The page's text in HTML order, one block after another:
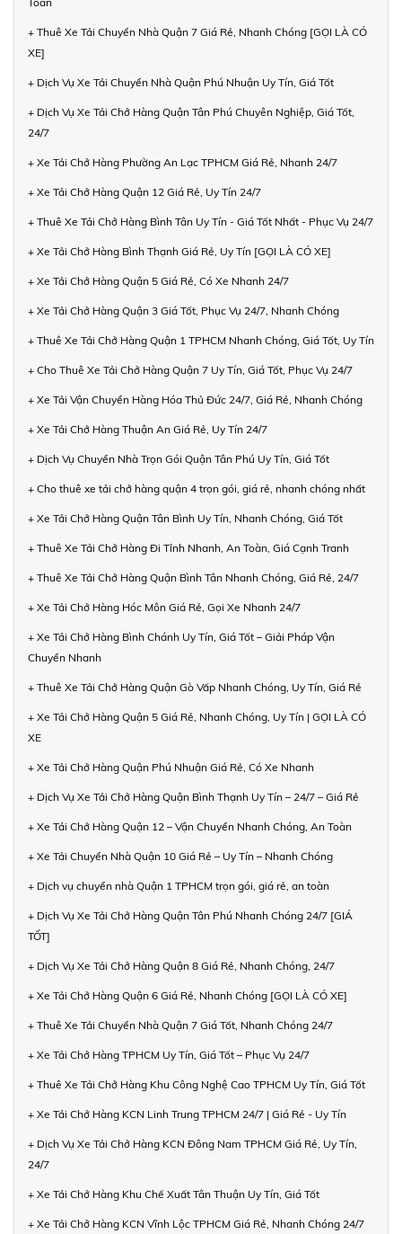
+ Thuê Xe Tải Chuyển Nhà Quận 7 Giá Rẻ, Nhanh Chóng [GỌI LÀ CÓ
XE]
+ Dịch Vụ Xe Tải Chuyển Nhà Quận Phú Nhuận Uy Tín, Giá Tốt
+ Dịch Vụ Xe Tải Chở Hàng Quận Tân Phú Chuyên Nghiệp, Giá Tốt,
24/7
+ Xe Tải Chở Hàng Phường An Lạc TPHCM Giá Rẻ, Nhanh 24/7
+ Xe Tải Chở Hàng Quận 12 Giá Rẻ, Uy Tín 24/7
+ Thuê Xe Tải Chở Hàng Bình Tân Uy Tín - Giá Tốt Nhất - Phục Vụ 24/7
+ Xe Tải Chở Hàng Bình Thạnh Giá Rẻ, Uy Tín [GỌI LÀ CÓ XE]
+ Xe Tải Chở Hàng Quận 5 Giá Rẻ, Có Xe Nhanh 24/7
+ Xe Tải Chở Hàng Quận 3 Giá Tốt, Phục Vụ 24/7, Nhanh Chóng
+ Thuê Xe Tải Chở Hàng Quận 1 TPHCM Nhanh Chóng, Giá Tốt, Uy Tín
+ Cho Thuê Xe Tải Chở Hàng Quận 7 Uy Tín, Giá Tốt, Phục Vụ 24/7
+ Xe Tải Vận Chuyển Hàng Hóa Thủ Đức 24/7, Giá Rẻ, Nhanh Chóng
+ Xe Tải Chở Hàng Thuận An Giá Rẻ, Uy Tín 24/7
+ Dịch Vụ Chuyển Nhà Trọn Gói Quận Tân Phú Uy Tín, Giá Tốt
+ Cho thuê xe tải chở hàng quận 4 trọn gói, giá rẻ, nhanh chóng nhất
+ Xe Tải Chở Hàng Quận Tân Bình Uy Tín, Nhanh Chóng, Giá Tốt
+ Thuê Xe Tải Chở Hàng Đi Tỉnh Nhanh, An Toàn, Giá Cạnh Tranh
+ Thuê Xe Tải Chở Hàng Quận Bình Tân Nhanh Chóng, Giá Rẻ, 24/7
+ Xe Tải Chở Hàng Hóc Môn Giá Rẻ, Gọi Xe Nhanh 24/7
+ Xe Tải Chở Hàng Bình Chánh Uy Tín, Giá Tốt – Giải Pháp Vận
Chuyển Nhanh
+ Thuê Xe Tải Chở Hàng Quận Gò Vấp Nhanh Chóng, Uy Tín, Giá Rẻ
+ Xe Tải Chở Hàng Quận 5 Giá Rẻ, Nhanh Chóng, Uy Tín | GỌI LÀ CÓ
XE
+ Xe Tải Chở Hàng Quận Phú Nhuận Giá Rẻ, Có Xe Nhanh
+ Dịch Vụ Xe Tải Chở Hàng Quận Bình Thạnh Uy Tín – 24/7 – Giá Rẻ
+ Xe Tải Chở Hàng Quận 12 – Vận Chuyển Nhanh Chóng, An Toàn
+ Xe Tải Chuyển Nhà Quận 10 Giá Rẻ – Uy Tín – Nhanh Chóng
+ Dịch vụ chuyển nhà Quận 1 TPHCM trọn gói, giá rẻ, an toàn
+ Dịch Vụ Xe Tải Chở Hàng Quận Tân Phú Nhanh Chóng 24/7 [GIÁ
TỐT]
+ Dịch Vụ Xe Tải Chở Hàng Quận 8 Giá Rẻ, Nhanh Chóng, 24/7
+ Xe Tải Chở Hàng Quận 6 Giá Rẻ, Nhanh Chóng [GỌI LÀ CÓ XE]
+ Thuê Xe Tải Chuyển Nhà Quận 7 Giá Tốt, Nhanh Chóng 24/7
+ Xe Tải Chở Hàng TPHCM Uy Tín, Giá Tốt – Phục Vụ 24/7
+ Thuê Xe Tải Chở Hàng Khu Công Nghệ Cao TPHCM Uy Tín, Giá Tốt
+ Xe Tải Chở Hàng KCN Linh Trung TPHCM 24/7 | Giá Rẻ - Uy Tín
+ Dịch Vụ Xe Tải Chở Hàng KCN Đông Nam TPHCM Giá Rẻ, Uy Tín,
24/7
+ Xe Tải Chở Hàng Khu Chế Xuất Tân Thuận Uy Tín, Giá Tốt
+ Xe Tải Chở Hàng KCN Vĩnh Lộc TPHCM Giá Rẻ, Nhanh Chóng 24/7